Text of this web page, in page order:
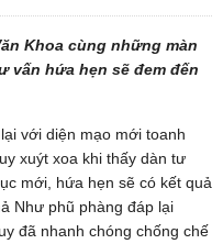
Khoa cùng những màn
vấn hứa hẹn sẽ đem đến
với diện mạo mới toanh
xuýt xoa khi thấy dàn tư
mới, hứa hẹn sẽ có kết quả
Như phũ phàng đáp lại
đã nhanh chóng chống chế